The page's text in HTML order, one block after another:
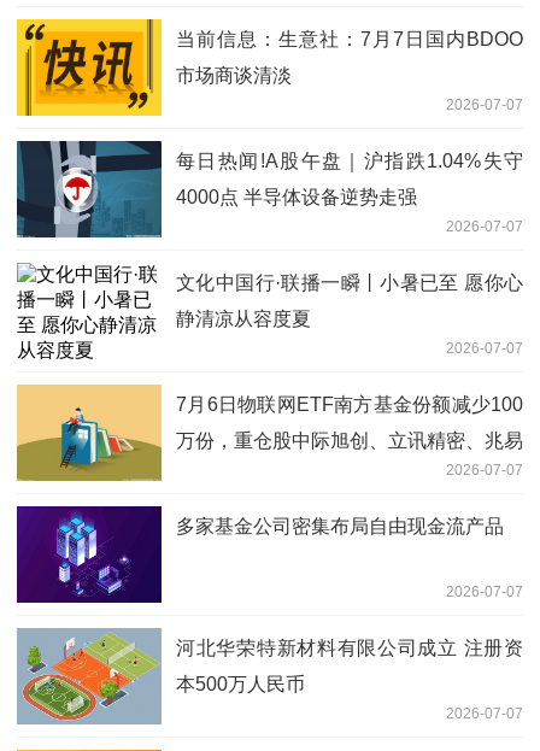
当前信息：生意社：7月7日国内BDOO
市场商谈清淡
2026-07-07
每日热闻!A股午盘｜沪指跌1.04%失守
4000点 半导体设备逆势走强
2026-07-07
文化中国行·联播一瞬丨小暑已至 愿你心
静清凉从容度夏
2026-07-07
7月6日物联网ETF南方基金份额减少100
万份，重仓股中际旭创、立讯精密、兆易
2026-07-07
多家基金公司密集布局自由现金流产品
2026-07-07
河北华荣特新材料有限公司成立 注册资
本500万人民币
2026-07-07